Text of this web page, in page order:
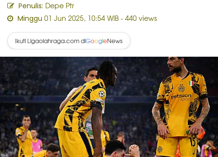
Penulis: Depe Ptr
Minggu 01 Jun 2025, 10:54 WIB - 440 views
Ikuti Ligaolahraga.com diGoogleNews